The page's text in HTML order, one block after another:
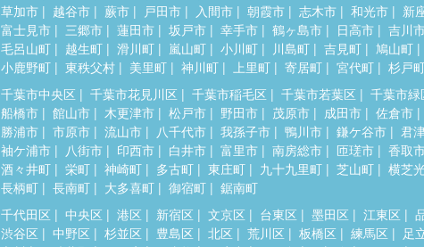
草加市
越谷市 蕨市 戸田市 入間市 朝霞市 志木市 和光市
新
富士見市
三郷市 蓮田市 坂戸市 幸手市 鶴ヶ島市 日高市
吉川
毛呂山町
越生町 滑川町 嵐山町 小川町 川島町 吉見町
鳩山町
小鹿野町
東秩父村 美里町 神川町 上里町 寄居町 宮代町 杉戸
千葉市中央区 千葉市花見川区 千葉市稲毛区 千葉市若葉区
千葉市緑
船橋市
館山市 木更津市 松戸市 野田市 茂原市 成田市
佐倉市
勝浦市
市原市 流山市 八千代市 我孫子市 鴨川市 鎌ケ谷市
君
袖ケ浦市
八街市 印西市 白井市 富里市 南房総市 匝瑳市
香取
酒々井町
栄町 神崎町 多古町 東庄町 九十九里町 芝山町
横芝
長柄町
長南町 大多喜町 御宿町
鋸南町
千代田区
中央区 港区 新宿区 文京区 台東区 墨田区 江東区
渋谷区
中野区 杉並区 豊島区 北区 荒川区 板橋区 練馬区
足